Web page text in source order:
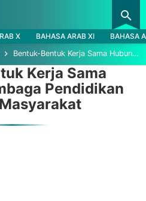
content
X BAHASA ARAB XI
BAHASA
Bentuk-Bentuk Kerja Sama Hubungan Lembaga Pendidikan dengan Masyarakat
Kerja Sama
Pendidikan